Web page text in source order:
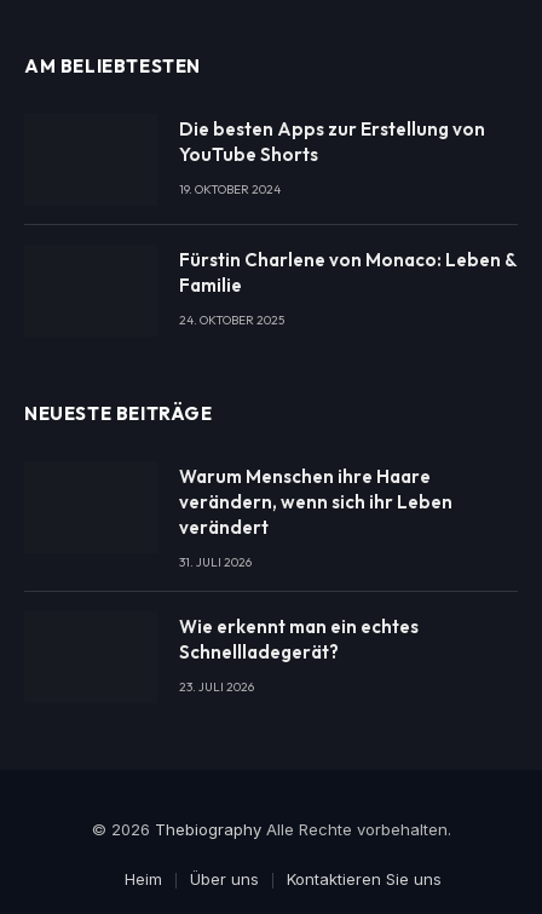
AM BELIEBTESTEN
Die besten Apps zur Erstellung von
YouTube Shorts
19. OKTOBER 2024
Fürstin Charlene von Monaco: Leben &
Familie
24. OKTOBER 2025
NEUESTE BEITRÄGE
Warum Menschen ihre Haare
verändern, wenn sich ihr Leben
verändert
31. JULI 2026
Wie erkennt man ein echtes
Schnellladegerät?
23. JULI 2026
© 2026 ThebiographyAlle Rechte vorbehalten.
Heim Über uns Kontaktieren Sie uns